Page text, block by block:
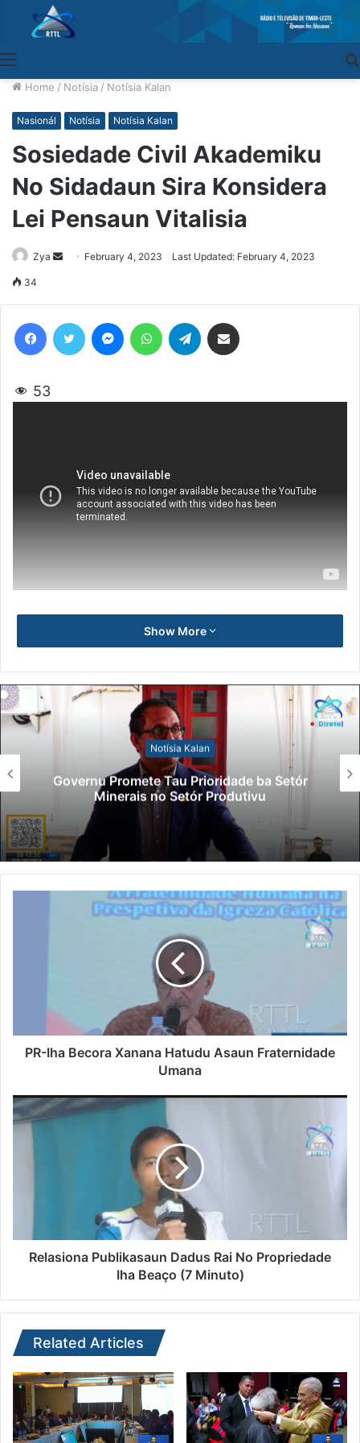
Home / Notísia / Notísia Kalan
Nasionál Notísia Notísia Kalan
Sosiedade Civil Akademiku
No Sidadaun Sira Konsidera
Lei Pensaun Vitalisia
Zya
SendFebruary 4, 2023 Last Updated: February 4, 2023
34
53
Show More
Notísia Kalan
Governu Promete Tau Prioridade ba Setór
Minerais no Setór Produtivu
PR-Iha Becora Xanana Hatudu Asaun Fraternidade
Umana
Relasiona Publikasaun Dadus Rai No Propriedade
Iha Beaço (7 Minuto)
Related Articles